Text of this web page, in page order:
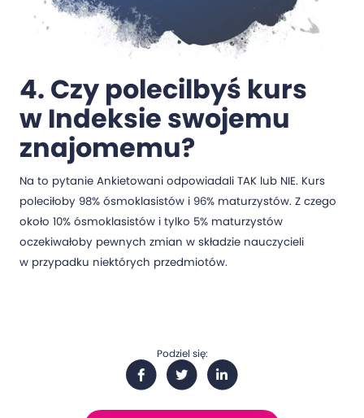
4. Czy polecilbyś kurs
w Indeksie swojemu
znajomemu?
Na to pytanie Ankietowani odpowiadali TAK lub NIE. Kurs
poleciłoby 98% ósmoklasistów i 96% maturzystów. Z czego
około 10% ósmoklasistów i tylko 5% maturzystów
oczekiwałoby pewnych zmian w składzie nauczycieli
w przypadku niektórych przedmiotów.
Podziel się: